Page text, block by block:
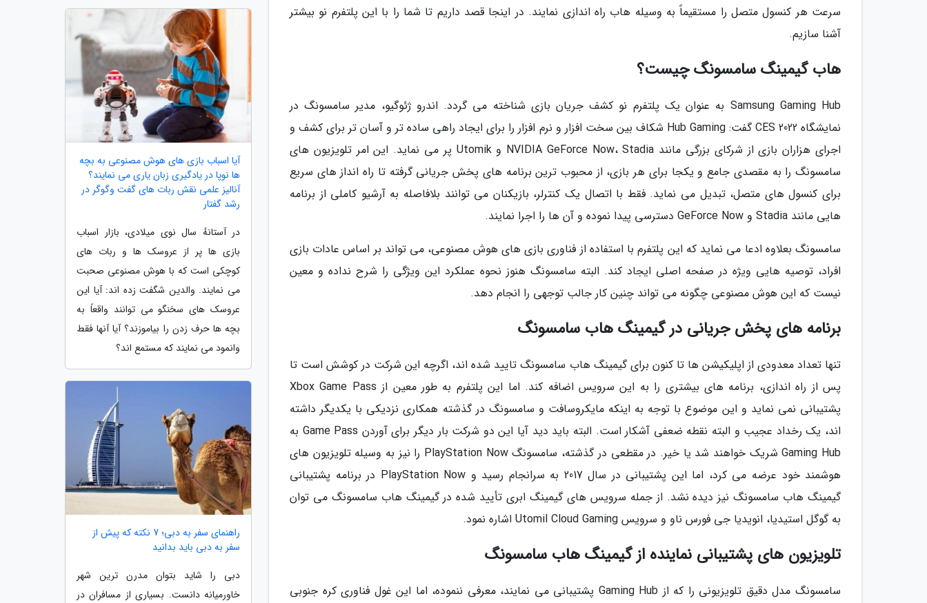
سرعت هر کنسول متصل را مستقیماً به وسیله هاب راه اندازی نمایند. در اینجا قصد داریم تا شما را با این پلتفرم نو بیشتر
آشنا سازیم.
هاب گیمینگ سامسونگ چیست؟
Samsung Gaming Hub به عنوان یک پلتفرم نو کشف جریان بازی شناخته می گردد. اندرو ژئوگیو، مدیر سامسونگ در
نمایشگاه CES 2022 گفت: Hub Gaming شکاف بین سخت افزار و نرم افزار را برای ایجاد راهی ساده تر و آسان تر برای کشف و
اجرای هزاران بازی از شرکای بزرگی مانند NVIDIA GeForce Now، Stadia و Utomik پر می نماید. این امر تلویزیون های
سامسونگ را به مقصدی جامع و یکجا برای هر بازی، از محبوب ترین برنامه های پخش جریانی گرفته تا راه انداز های سریع
برای کنسول های متصل، تبدیل می نماید. فقط با اتصال یک کنترلر، بازیکنان می توانند بلافاصله به آرشیو کاملی از برنامه
هایی مانند Stadia و GeForce Now دسترسی پیدا نموده و آن ها را اجرا نمایند.
سامسونگ بعلاوه ادعا می نماید که این پلتفرم با استفاده از فناوری بازی های هوش مصنوعی، می تواند بر اساس عادات بازی
افراد، توصیه هایی ویژه در صفحه اصلی ایجاد کند. البته سامسونگ هنوز نحوه عملکرد این ویژگی را شرح نداده و معین
نیست که این هوش مصنوعی چگونه می تواند چنین کار جالب توجهی را انجام دهد.
برنامه های پخش جریانی در گیمینگ هاب سامسونگ
تنها تعداد معدودی از اپلیکیشن ها تا کنون برای گیمینگ هاب سامسونگ تایید شده اند، اگرچه این شرکت در کوشش است تا
پس از راه اندازی، برنامه های بیشتری را به این سرویس اضافه کند. اما این پلتفرم به طور معین از Xbox Game Pass
پشتیبانی نمی نماید و این موضوع با توجه به اینکه مایکروسافت و سامسونگ در گذشته همکاری نزدیکی با یکدیگر داشته
اند، یک رخداد عجیب و البته نقطه ضعفی آشکار است. البته باید دید آیا این دو شرکت بار دیگر برای آوردن Game Pass به
Gaming Hub شریک خواهند شد یا خیر. در مقطعی در گذشته، سامسونگ PlayStation Now را نیز به وسیله تلویزیون های
هوشمند خود عرضه می کرد، اما این پشتیبانی در سال 2017 به سرانجام رسید و PlayStation Now در برنامه پشتیبانی
گیمینگ هاب سامسونگ نیز دیده نشد. از جمله سرویس های گیمینگ ابری تأیید شده در گیمینگ هاب سامسونگ می توان
به گوگل استیدیا، انویدیا جی فورس ناو و سرویس Utomil Cloud Gaming اشاره نمود.
تلویزیون های پشتیبانی نماینده از گیمینگ هاب سامسونگ
سامسونگ مدل دقیق تلویزیونی را که از Gaming Hub پشتیبانی می نمایند، معرفی ننموده، اما این غول فناوری کره جنوبی
آیا اسباب بازی های هوش مصنوعی به بچه
ها نوپا در یادگیری زبان یاری می نمایند؟
آنالیز علمی نقش ربات های گفت وگوگر در
رشد گفتار
در آستانهٔ سال نوی میلادی، بازار اسباب
بازی ها پر از عروسک ها و ربات های
کوچکی است که با هوش مصنوعی صحبت
می نمایند. والدین شگفت زده اند: آیا این
عروسک های سخنگو می توانند واقعاً به
بچه ها حرف زدن را بیاموزند؟ آیا آنها فقط
وانمود می نمایند که مستمع اند؟
راهنمای سفر به دبی؛ 7 نکته که پیش از
سفر به دبی باید بدانید
دبی را شاید بتوان مدرن ترین شهر
خاورمیانه دانست. بسیاری از مسافران در